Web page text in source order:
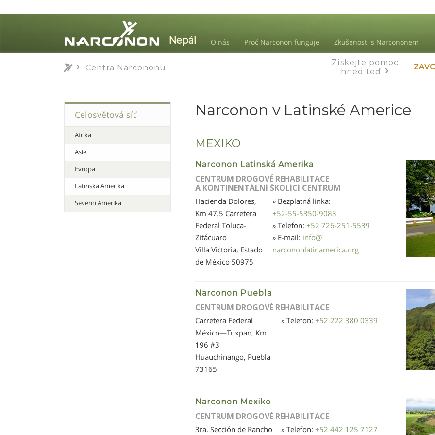
O nás Proč Narconon funguje Zkušenosti s Narcononem
Získejte pomoc
hned teď
Centra Narcononu
Narconon v Latinské Americe
MEXIKO
Narconon Latinská Amerika
CENTRUM DROGOVÉ REHABILITACE
A KONTINENTÁLNÍ ŠKOLÍCÍ CENTRUM
Hacienda Dolores,
Km 47.5 Carretera
Federal Toluca-
Zitácuaro
Villa Victoria, Estado
de México 50975
» Bezplatná linka:
+52-55-5350-9083
» Telefon:+52 726-251-5539
» E-mail: info@
narcononlatinamerica.org
Narconon Puebla
CENTRUM DROGOVÉ REHABILITACE
Carretera Federal
México—Tuxpan, Km
196 #3
Huauchinango, Puebla
73165
» Telefon: +52 222 380 0339
Narconon Mexiko
CENTRUM DROGOVÉ REHABILITACE
3ra. Sección de Rancho » Telefon: +52 442 125 7127
Celosvětová síť
Afrika
Asie
Evropa
Latinská Amerika
Severní Amerika
Centra Narcononu